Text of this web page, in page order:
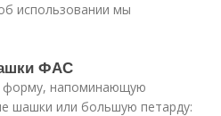
использовании мы
ФАС
напоминающую
шашки или большую петарду: